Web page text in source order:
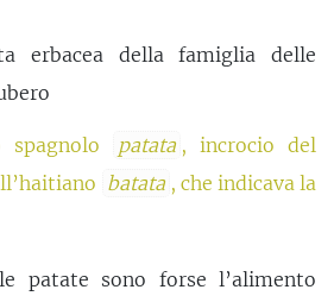
erbacea della famiglia delle
spagnolo patata , incrocio del
batata , che indicava la
patate sono forse l’alimento